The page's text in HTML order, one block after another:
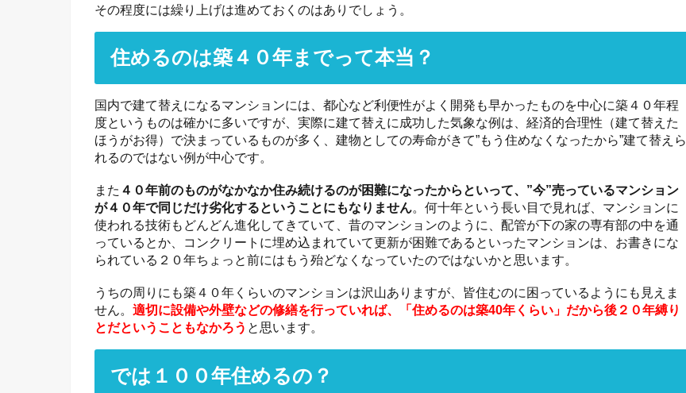
その程度には繰り上げは進めておくのはありでしょう。
住めるのは築４０年までって本当？
国内で建て替えになるマンションには、都心など利便性がよく開発も早かったものを中心に築４０年程
度というものは確かに多いですが、実際に建て替えに成功した気象な例は、経済的合理性（建て替えた
ほうがお得）で決まっているものが多く、建物としての寿命がきて”もう住めなくなったから”建て替えら
れるのではない例が中心です。
また ４０年前のものがなかなか住み続けるのが困難になったからといって、”今”売っているマンション
が４０年で同じだけ劣化するということにもなりません。何十年という長い目で見れば、マンションに
使われる技術もどんどん進化してきていて、昔のマンションのように、配管が下の家の専有部の中を通
っているとか、コンクリートに埋め込まれていて更新が困難であるといったマンションは、お書きにな
られている２０年ちょっと前にはもう殆どなくなっていたのではないかと思います。
うちの周りにも築４０年くらいのマンションは沢山ありますが、皆住むのに困っているようにも見えま
せん。 適切に設備や外壁などの修繕を行っていれば、「住めるのは築40年くらい」だから後２０年縛り
とだということもなかろう と思います。
では１００年住めるの？